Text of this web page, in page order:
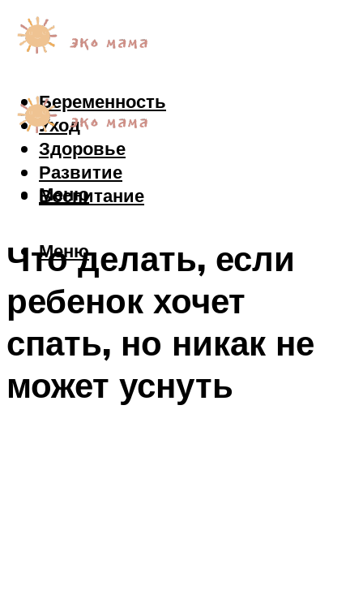
Беременность
Уход
Здоровье
Развитие
Воспитание
Меню
Меню
Что делать, если
ребенок хочет
спать, но никак не
может уснуть